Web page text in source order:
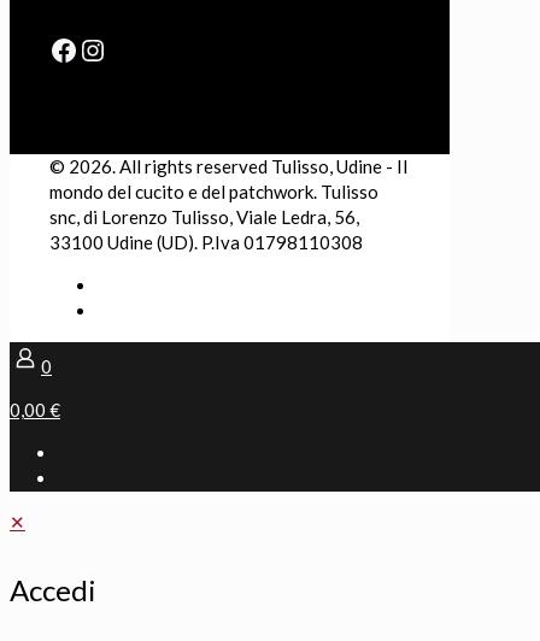
Facebook
Instagram
© 2026. All rights reserved Tulisso, Udine - Il
mondo del cucito e del patchwork. Tulisso
snc, di Lorenzo Tulisso, Viale Ledra, 56,
33100 Udine (UD). P.Iva 01798110308
0
0,00 €
✕
Accedi